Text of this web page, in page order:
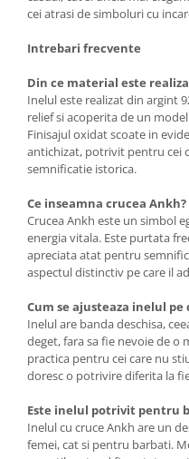
cei atrasi de simboluri cu
Intrebari frecvente
Din ce material este
Inelul este realizat din argint
relief si acoperita de un
Finisajul oxidat scoate in
antichizat, potrivit pentru cei
semnificatie istorica.
Ce inseamna crucea Ankh?
Crucea Ankh este un simbol
energia vitala. Este purtata
apreciata atat pentru
aspectul distinctiv pe care il
Cum se ajusteaza inelul pe
Inelul are banda deschisa,
deget, fara sa fie nevoie de o
practica pentru cei care nu
doresc o potrivire diferita la
Este inelul potrivit pentru
Inelul cu cruce Ankh are un
femei, cat si pentru barbati.